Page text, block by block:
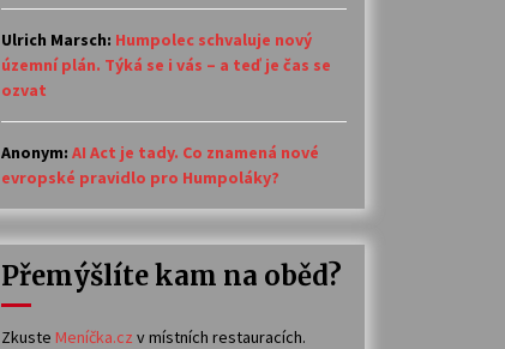
Ulrich Marsch: Humpolec schvaluje nový
územní plán. Týká se i vás – a teď je čas se
ozvat
Anonym: AI Act je tady. Co znamená nové
evropské pravidlo pro Humpoláky?
Přemýšlíte kam na oběd?
Zkuste Meníčka.cz v místních restauracích.